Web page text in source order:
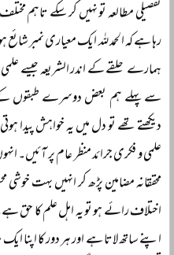
تفصیلی مطالعہ تو نہیں کر سکے تاہم
رہا ہے کہ الحمد للہ ایک معیاری نمبر
ہمارے حلقے کے اندر الشریعہ جیسے
سے پہلے ہم بعض دوسرے طبقوں کے
دیکھتے تھے تو دل میں یہ خواہش پیدا
علمی و فکری جرائد منظر عام پر آئیں۔
محققانہ مضامین پڑھ کر انہیں بہت
اختلاف رائے ہو تو یہ اہل علم کا حق
اپنے ساتھ لاتا ہے اور ہر دور کا اپنا